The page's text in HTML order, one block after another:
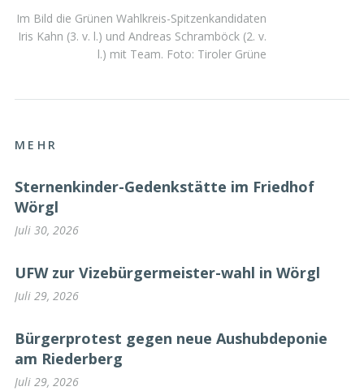
Im Bild die Grünen Wahlkreis-Spitzenkandidaten
Iris Kahn (3. v. l.) und Andreas Schramböck (2. v.
l.) mit Team. Foto: Tiroler Grüne
MEHR
Sternenkinder-Gedenkstätte im Friedhof
Wörgl
Juli 30, 2026
UFW zur Vizebürgermeister-wahl in Wörgl
Juli 29, 2026
Bürgerprotest gegen neue Aushubdeponie
am Riederberg
Juli 29, 2026